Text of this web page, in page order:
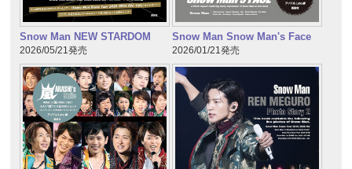
Snow Man NEW STARDOM
2026/05/21発売
Snow Man Snow Man's Face
2026/01/21発売